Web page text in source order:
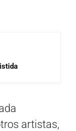
artistas,